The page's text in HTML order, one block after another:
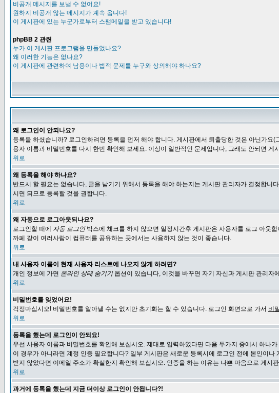
비공개 메시지를 보낼 수 없어요!
원하지 비공개 않는 메시지가 계속 옵니다!
이 게시판에 있는 누군가로부터 스팸메일을 받고 있습니다!
phpBB 2 관련
누가 이 게시판 프로그램을 만들었나요?
왜 이러한 기능은 없나요?
이 게시판에 관련하여 남용이나 법적 문제를 누구와 상의해야 하나요?
왜 로그인이 안되나요?
등록을 하셨습니까? 로그인하려면 등록을 먼저 해야 합니다. 게시판에서 퇴출당한 것은 아닌가
용자 이름과 비밀번호를 다시 한번 확인해 보세요. 이상이 일반적인 문제입니다, 그래도 안되면
위로
왜 등록을 해야 하나요?
반드시 할 필요는 없습니다, 글을 남기기 위해서 등록을 해야 하는지는 게시판 관리자가 결정합
시면 되므로 등록할 것을 권합니다.
위로
왜 자동으로 로그아웃되나요?
로그인할 때에 자동 로그인박스에 체크를 하지 않으면 일정시간후 게시판은 사용자를 로그 아웃
까페 같이 여러사람이 컴퓨터를 공유하는 곳에서는 사용하지 않는 것이 좋습니다.
위로
내 사용자 이름이 현재 사용자 리스트에 나오지 않게 하려면?
개인 정보에 가면 온라인 상태 숨기기옵션이 있습니다, 이것을 바꾸면 자기 자신과 게시판 관리자
위로
비밀번호를 잊었어요!
걱정마십시오! 비밀번호를 알아낼 수는 없지만 초기화는 할 수 있습니다. 로그인 화면으로 가서 비
위로
등록을 했는데 로그인이 안되요!
우선 사용자 이름과 비밀번호를 확인해 보십시오. 제대로 입력하였다면 다음 두가지 중에서 하나
이 경우가 아니라면 계정 인증 필요합니다? 일부 게시판은 새로운 등록시에 로그인 전에 본인이
받지 않았다면 이메일 주소가 확실한지 확인해 보십시오. 인증을 하는 이유는 나쁜 마음으로 게
위로
과거에 등록을 했는데 지금 더이상 로그인이 안됩니다?!